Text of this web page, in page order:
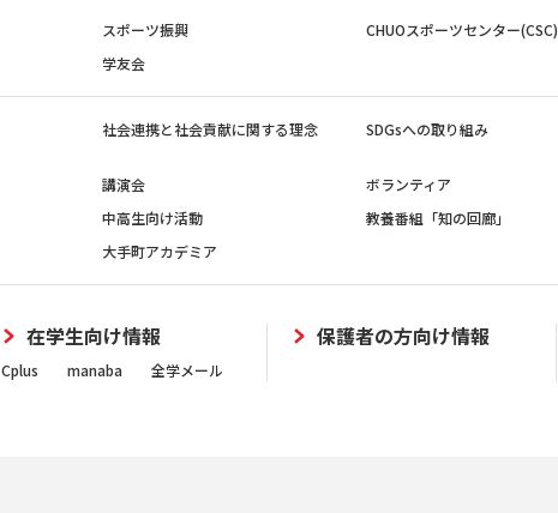
スポーツ振興 CHUOスポーツセンター(CSC)
学友会
社会連携と社会貢献に関する理念 SDGsへの取り組み
講演会
ボランティア
中高生向け活動
教養番組「知の回廊」
大手町アカデミア
在学生向け情報
Cplus manaba 全学メール
保護者の方向け情報